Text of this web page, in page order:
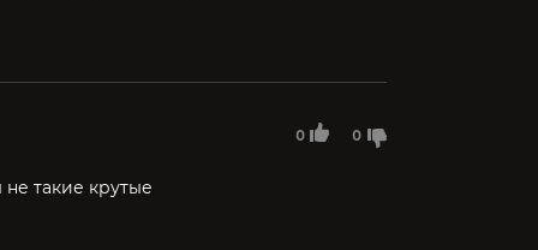
0 0
не такие крутые